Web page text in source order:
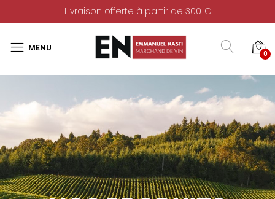
Livraison offerte à partir de 300 €
0